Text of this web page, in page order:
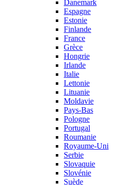
Danemark
Espagne
Estonie
Finlande
France
Grèce
Hongrie
Irlande
Italie
Lettonie
Lituanie
Moldavie
Pays-Bas
Pologne
Portugal
Roumanie
Royaume-Uni
Serbie
Slovaquie
Slovénie
Suède